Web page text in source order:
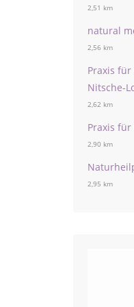
2,51 km
natural
2,56 km
Praxis
Nitsche-
2,62 km
Praxis
2,90 km
2,95 km